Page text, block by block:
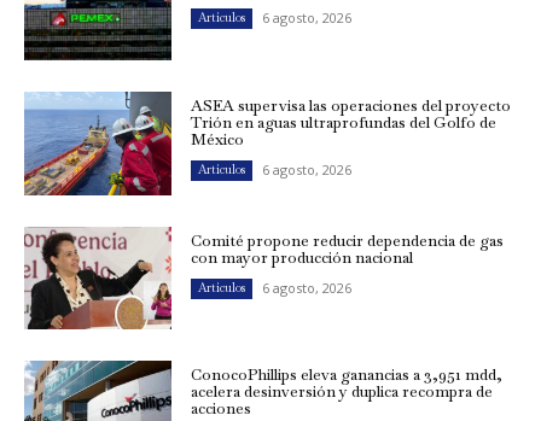
Artículos 6 agosto, 2026
ASEA supervisa las operaciones del proyecto
Trión en aguas ultraprofundas del Golfo de
México
Artículos 6 agosto, 2026
Comité propone reducir dependencia de gas
con mayor producción nacional
Artículos 6 agosto, 2026
ConocoPhillips eleva ganancias a 3,951 mdd,
acelera desinversión y duplica recompra de
acciones